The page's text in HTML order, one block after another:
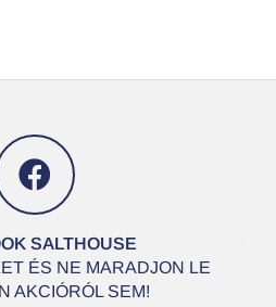
SALTHOUSE
ÉS NE MARADJON LE
AKCIÓRÓL SEM!